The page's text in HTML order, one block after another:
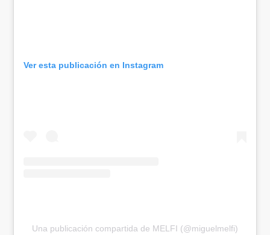
Ver esta publicación en Instagram
Una publicación compartida de MELFI (@miguelmelfi)